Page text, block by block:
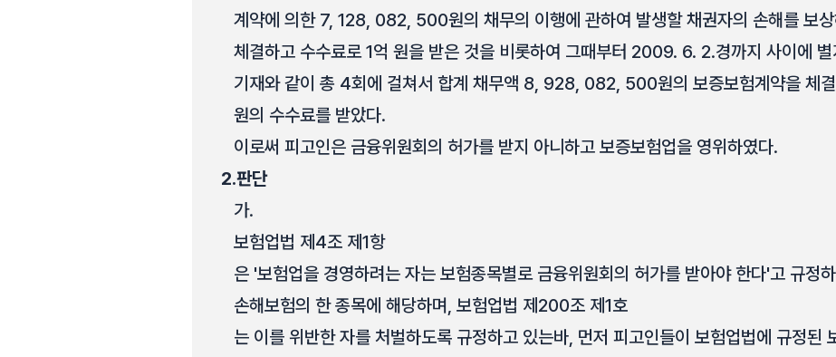
계약에 의한 7, 128, 082, 500원의 채무의 이행에 관하여 발생할 채권자의 손해를 보
체결하고 수수료로 1억 원을 받은 것을 비롯하여 그때부터 2009. 6. 2.경까지 사이에
기재와 같이 총 4회에 걸쳐서 합계 채무액 8, 928, 082, 500원의 보증보험계약을 체
원의 수수료를 받았다.
이로써 피고인은 금융위원회의 허가를 받지 아니하고 보증보험업을 영위하였다.
2.판단
가.
보험업법 제4조 제1항
은 '보험업을 경영하려는 자는 보험종목별로 금융위원회의 허가를 받아야 한다'고 규정
손해보험의 한 종목에 해당하며, 보험업법 제200조 제1호
는 이를 위반한 자를 처벌하도록 규정하고 있는바, 먼저 피고인들이 보험업법에 규정된